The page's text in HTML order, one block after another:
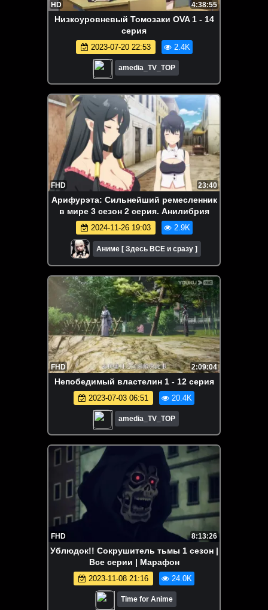
HD 4:38:55
Низкоуровневый Томозаки OVA 1 - 14
серия
2023-07-20 22:53 2.4K
amedia_TV_TOP
FHD 23:40
Арифурэта: Сильнейший ремесленник
в мире 3 сезон 2 серия. Анилибрия
2024-11-26 19:03 2.9K
Аниме [ Здесь ВСЕ и сразу ]
FHD 2:09:04
Непобедимый властелин 1 - 12 серия
2023-07-03 06:51 20.4K
amedia_TV_TOP
FHD 8:13:26
Ублюдок!! Сокрушитель тьмы 1 сезон |
Все серии | Марафон
2023-11-08 21:16 24.0K
Time for Anime